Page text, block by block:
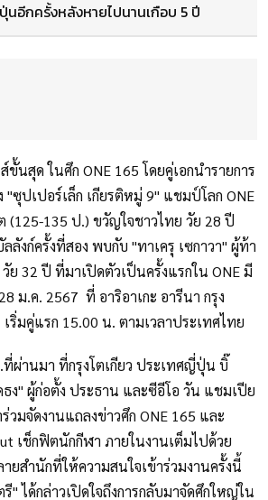
อีกครั้งหลังหายไปนานเกือบ 5 ปี
นสุด ในศึก ONE 165 โดยคู่เอกนำรายการ
"ซุปเปอร์เล็ก เกียรติหมู่ 9" แชมป์โลก ONE
(125-135 ป.) ขวัญใจชาวไทย วัย 28 ปี
ลังก์ครั้งที่สอง พบกับ "ทาเครุ เซกาวา" ผู้ท้า
ย 32 ปี ที่มาเปิดตัวเป็นครั้งแรกใน ONE มี
ม.ค. 2567 ที่ อาริอาเกะ อารีนา กรุง
ริ่มคู่แรก 15.00 น. ตามเวลาประเทศไทย
ผ่านมา ที่กรุงโตเกียว ประเทศญี่ปุ่น บิ๊
ง" ผู้ก่อตั้ง ประธาน และซีอีโอ วัน แชมเปีย
มจัดงานแถลงข่าวศึก ONE 165 และ
เช็กฟิตนักกีฬา ภายในงานเต็มไปด้วย
ยสำนักที่ให้ความสนใจเข้าร่วมงานครั้งนี้
" ได้กล่าวเปิดใจถึงการกลับมาจัดศึกใหญ่ใน